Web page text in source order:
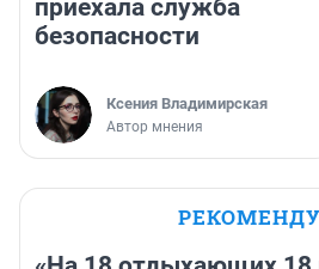
приехала служба
безопасности
Ксения Владимирская
Автор мнения